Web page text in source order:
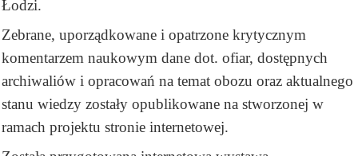
Łodzi.
Zebrane, uporządkowane i opatrzone krytycznym
komentarzem naukowym dane dot. ofiar, dostępnych
archiwaliów i opracowań na temat obozu oraz aktualnego
stanu wiedzy zostały opublikowane na stworzonej w
ramach projektu stronie internetowej.